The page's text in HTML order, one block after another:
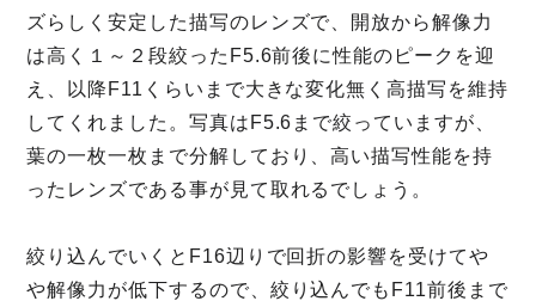
ズらしく安定した描写のレンズで、開放から解像力
は高く１～２段絞ったF5.6前後に性能のピークを迎
え、以降F11くらいまで大きな変化無く高描写を維持
してくれました。写真はF5.6まで絞っていますが、
葉の一枚一枚まで分解しており、高い描写性能を持
ったレンズである事が見て取れるでしょう。
絞り込んでいくとF16辺りで回折の影響を受けてや
や解像力が低下するので、絞り込んでもF11前後まで